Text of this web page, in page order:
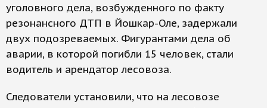
уголовного дела, возбужденного по факту
резонансного ДТП в Йошкар-Оле, задержали
двух подозреваемых. Фигурантами дела об
аварии, в которой погибли 15 человек, стали
водитель и арендатор лесовоза.
Следователи установили, что на лесовозе